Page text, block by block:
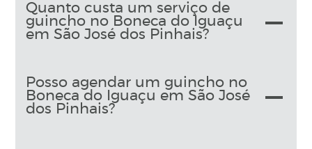
Quanto custa um serviço de
guincho no Boneca do Iguaçu
em São José dos Pinhais?
Posso agendar um guincho no
Boneca do Iguaçu em São José
dos Pinhais?